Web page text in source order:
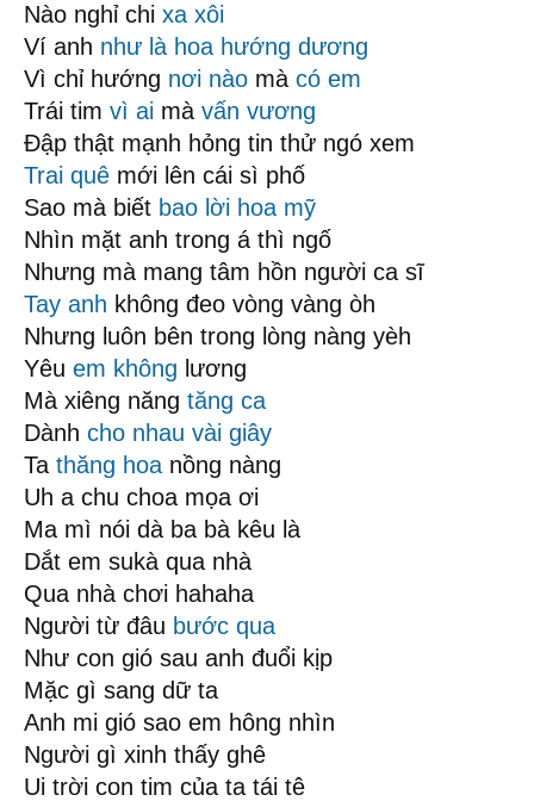
Nào nghỉ chi xa xôi
Ví anh như là hoa hướng dương
Vì chỉ hướng nơi nào mà có em
Trái tim vì ai mà vấn vương
Đập thật mạnh hỏng tin thử ngó xem
Trai quê mới lên cái sì phố
Sao mà biết bao lời hoa mỹ
Nhìn mặt anh trong á thì ngố
Nhưng mà mang tâm hồn người ca sĩ
Tay anh không đeo vòng vàng òh
Nhưng luôn bên trong lòng nàng yèh
Yêu em không lương
Mà xiêng năng tăng ca
Dành cho nhau vài giây
Ta thăng hoa nồng nàng
Uh a chu choa mọa ơi
Ma mì nói dà ba bà kêu là
Dắt em sukà qua nhà
Qua nhà chơi hahaha
Người từ đâu bước qua
Như con gió sau anh đuổi kịp
Mặc gì sang dữ ta
Anh mi gió sao em hông nhìn
Người gì xinh thấy ghê
Ui trời con tim của ta tái tê